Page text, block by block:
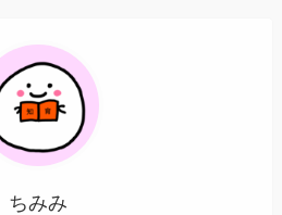
ちみみ